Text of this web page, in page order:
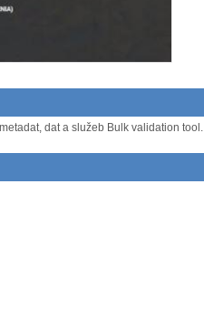
dat a služeb Bulk validation tool.